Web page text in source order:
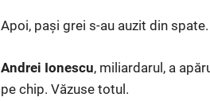
Apoi, pași grei s-au auzit din spate.
Andrei Ionescu, miliardarul, a
pe chip. Văzuse totul.